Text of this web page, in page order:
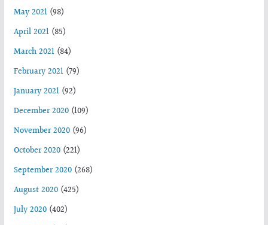
May 2021(98)
April 2021(85)
March 2021(84)
February 2021(79)
January 2021(92)
December 2020(109)
November 2020(96)
October 2020(221)
September 2020(268)
August 2020(425)
July 2020(402)